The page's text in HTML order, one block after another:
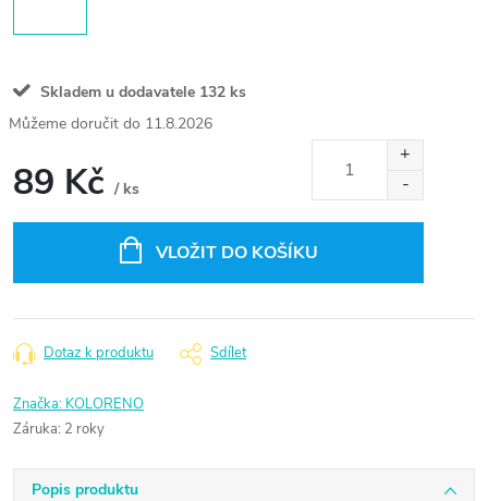
Skladem u dodavatele 132 ks
11.8.2026
89 Kč / ks
VLOŽIT DO KOŠÍKU
Dotaz k produktu Sdílet
Značka: KOLORENO
Záruka: 2 roky
Popis produktu